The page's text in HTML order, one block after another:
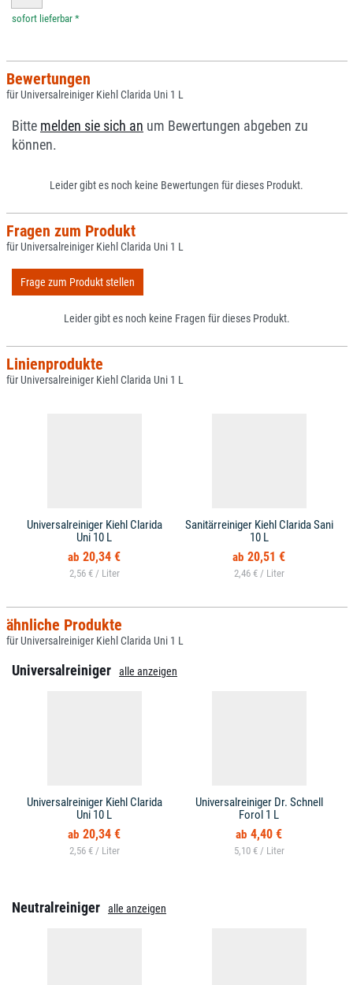
*
Bewertungen
für Universalreiniger Kiehl Clarida Uni 1 L
Bitte melden sie sich an um Bewertungen abgeben zu
können.
Leider gibt es noch keine Bewertungen für dieses Produkt.
Fragen zum Produkt
für Universalreiniger Kiehl Clarida Uni 1 L
Frage zum Produkt stellen
Leider gibt es noch keine Fragen für dieses Produkt.
Linienprodukte
für Universalreiniger Kiehl Clarida Uni 1 L
Universalreiniger Kiehl Clarida
Uni 10 L
20,34 €
2,56 € /
Sanitärreiniger Kiehl Clarida Sani
10 L
20,51 €
2,46 € /
ähnliche Produkte
für Universalreiniger Kiehl Clarida Uni 1 L
Universalreiniger alle anzeigen
Universalreiniger Kiehl Clarida
Uni 10 L
20,34 €
2,56 € /
Universalreiniger Dr. Schnell
Forol 1 L
4,40 €
5,10 € /
Neutralreiniger alle anzeigen